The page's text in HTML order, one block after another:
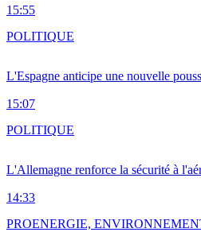
15:55
L'Espagne anticipe une nouvelle
15:07
POLITIQUE
L'Allemagne renforce la sécurité à
14:33
POLITIQUE
PROENERGIE,